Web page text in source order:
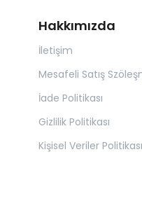
Hakkımızda
İletişim
Mesafeli Satış
İade Politikası
Gizlilik Politikası
Kişisel Veriler Politikası